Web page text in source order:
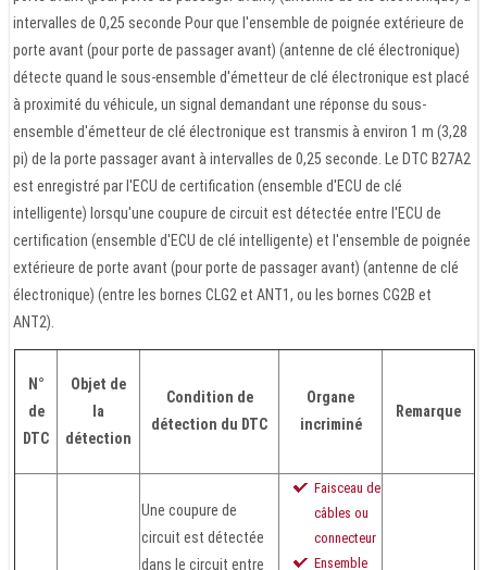
intervalles de 0,25 seconde Pour que l'ensemble de poignée extérieure de
porte avant (pour porte de passager avant) (antenne de clé électronique)
détecte quand le sous-ensemble d'émetteur de clé électronique est placé
à proximité du véhicule, un signal demandant une réponse du sous-
ensemble d'émetteur de clé électronique est transmis à environ 1 m (3,28
pi) de la porte passager avant à intervalles de 0,25 seconde. Le DTC B27A2
est enregistré par l'ECU de certification (ensemble d'ECU de clé
intelligente) lorsqu'une coupure de circuit est détectée entre l'ECU de
certification (ensemble d'ECU de clé intelligente) et l'ensemble de poignée
extérieure de porte avant (pour porte de passager avant) (antenne de clé
électronique) (entre les bornes CLG2 et ANT1, ou les bornes CG2B et
ANT2).
N°
de
DTC
Objet de
la
détection
Condition de
détection du DTC
Organe
incriminé
Remarque
Une coupure de
circuit est détectée
dans le circuit entre
Faisceau de
câbles ou
connecteur
‎Ensemble